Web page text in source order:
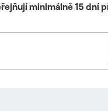
minimálně 15 dní